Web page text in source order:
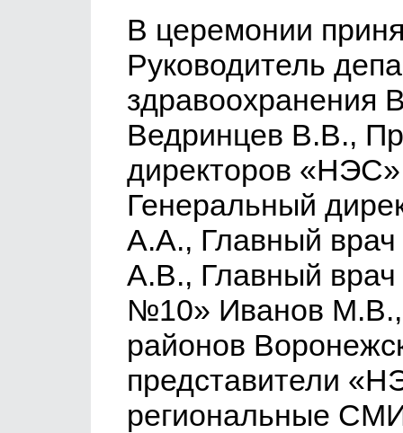
В церемонии
Руководитель
здравоохранения
Ведринцев В.В.,
директоров
Генеральный
А.А., Главный
А.В., Главный
№10» Иванов М.В.,
районов
представители
региональные